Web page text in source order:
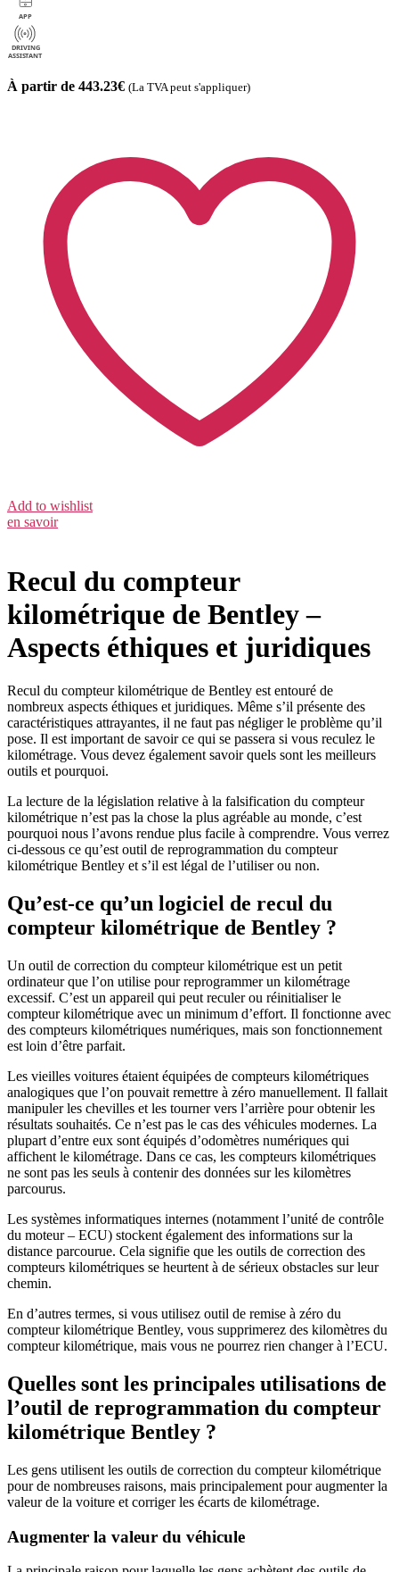
À partir de 443.23€ (La TVA peut s'appliquer)
Add to wishlist
en savoir
Recul du compteur
kilométrique de Bentley –
Aspects éthiques et juridiques
Recul du compteur kilométrique de Bentley est entouré de
nombreux aspects éthiques et juridiques. Même s’il présente des
caractéristiques attrayantes, il ne faut pas négliger le problème qu’il
pose. Il est important de savoir ce qui se passera si vous reculez le
kilométrage. Vous devez également savoir quels sont les meilleurs
outils et pourquoi.
La lecture de la législation relative à la falsification du compteur
kilométrique n’est pas la chose la plus agréable au monde, c’est
pourquoi nous l’avons rendue plus facile à comprendre. Vous verrez
ci-dessous ce qu’est outil de reprogrammation du compteur
kilométrique Bentley et s’il est légal de l’utiliser ou non.
Qu’est-ce qu’un logiciel de recul du
compteur kilométrique de Bentley ?
Un outil de correction du compteur kilométrique est un petit
ordinateur que l’on utilise pour reprogrammer un kilométrage
excessif. C’est un appareil qui peut reculer ou réinitialiser le
compteur kilométrique avec un minimum d’effort. Il fonctionne avec
des compteurs kilométriques numériques, mais son fonctionnement
est loin d’être parfait.
Les vieilles voitures étaient équipées de compteurs kilométriques
analogiques que l’on pouvait remettre à zéro manuellement. Il fallait
manipuler les chevilles et les tourner vers l’arrière pour obtenir les
résultats souhaités. Ce n’est pas le cas des véhicules modernes. La
plupart d’entre eux sont équipés d’odomètres numériques qui
affichent le kilométrage. Dans ce cas, les compteurs kilométriques
ne sont pas les seuls à contenir des données sur les kilomètres
parcourus.
Les systèmes informatiques internes (notamment l’unité de contrôle
du moteur – ECU) stockent également des informations sur la
distance parcourue. Cela signifie que les outils de correction des
compteurs kilométriques se heurtent à de sérieux obstacles sur leur
chemin.
En d’autres termes, si vous utilisez outil de remise à zéro du
compteur kilométrique Bentley, vous supprimerez des kilomètres du
compteur kilométrique, mais vous ne pourrez rien changer à l’ECU.
Quelles sont les principales utilisations de
l’outil de reprogrammation du compteur
kilométrique Bentley ?
Les gens utilisent les outils de correction du compteur kilométrique
pour de nombreuses raisons, mais principalement pour augmenter la
valeur de la voiture et corriger les écarts de kilométrage.
Augmenter la valeur du véhicule